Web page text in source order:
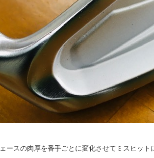
ースの肉厚を番手ごとに変化させてミスヒッ